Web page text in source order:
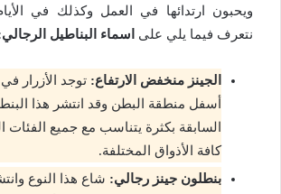
ويحبون ارتدائها في العمل وكذلك في
نتعرف فيما يلي على
اسماء البناطيل
الجينز منخفض الارتفاع: توجد الأزرار
أسفل منطقة البطن وقد انتشر هذا
السابقة بكثرة يتناسب مع جميع الفئات
كافة الأذواق المختلفة.
بنطلون جينز رجالي: شاع هذا النوع